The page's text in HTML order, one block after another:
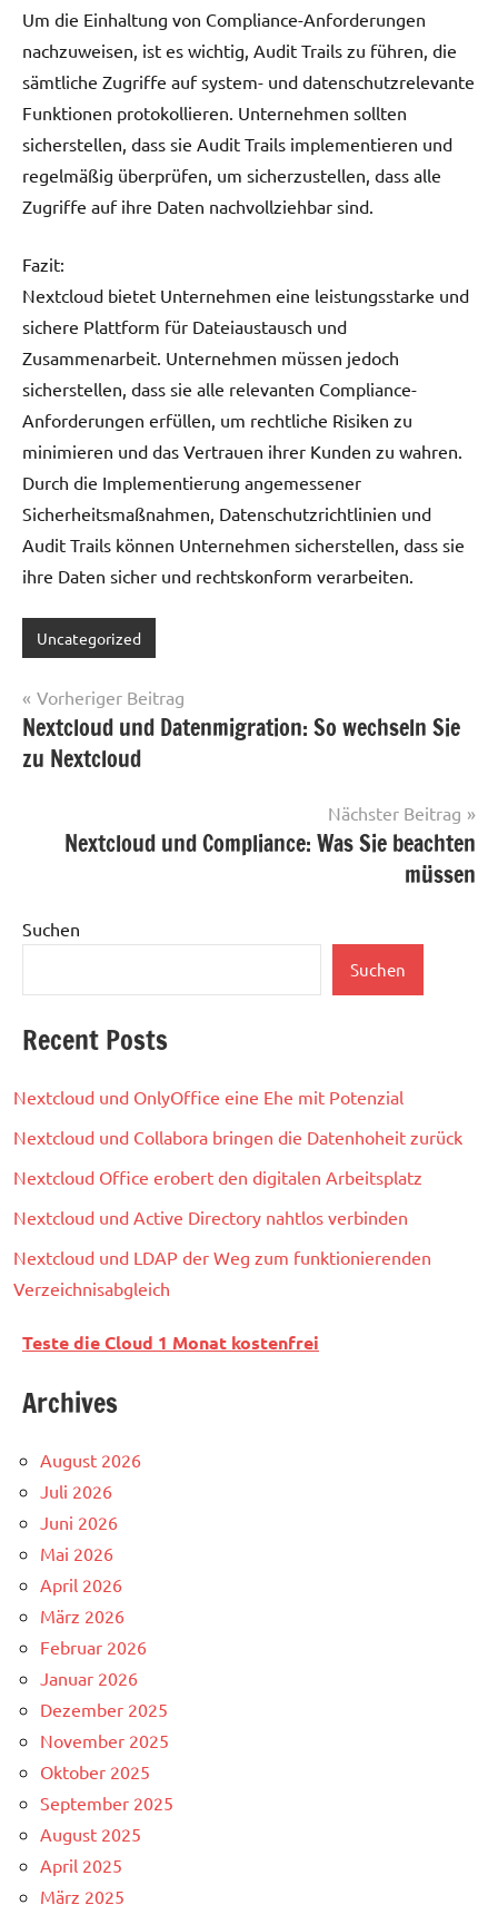
Um die Einhaltung von Compliance-Anforderungen
nachzuweisen, ist es wichtig, Audit Trails zu führen, die
sämtliche Zugriffe auf system- und datenschutzrelevante
Funktionen protokollieren. Unternehmen sollten
sicherstellen, dass sie Audit Trails implementieren und
regelmäßig überprüfen, um sicherzustellen, dass alle
Zugriffe auf ihre Daten nachvollziehbar sind.
Fazit:
Nextcloud bietet Unternehmen eine leistungsstarke und
sichere Plattform für Dateiaustausch und
Zusammenarbeit. Unternehmen müssen jedoch
sicherstellen, dass sie alle relevanten Compliance-
Anforderungen erfüllen, um rechtliche Risiken zu
minimieren und das Vertrauen ihrer Kunden zu wahren.
Durch die Implementierung angemessener
Sicherheitsmaßnahmen, Datenschutzrichtlinien und
Audit Trails können Unternehmen sicherstellen, dass sie
ihre Daten sicher und rechtskonform verarbeiten.
Uncategorized
Beitragsnavigation
Vorheriger Beitrag
Nextcloud und Datenmigration: So wechseln Sie
zu Nextcloud
Nächster Beitrag
Nextcloud und Compliance: Was Sie beachten
müssen
Suchen
Suchen
Recent Posts
Nextcloud und OnlyOffice eine Ehe mit Potenzial
Nextcloud und Collabora bringen die Datenhoheit zurück
Nextcloud Office erobert den digitalen Arbeitsplatz
Nextcloud und Active Directory nahtlos verbinden
Nextcloud und LDAP der Weg zum funktionierenden
Verzeichnisabgleich
Teste die Cloud 1 Monat kostenfrei
Archives
August 2026
Juli 2026
Juni 2026
Mai 2026
April 2026
März 2026
Februar 2026
Januar 2026
Dezember 2025
November 2025
Oktober 2025
September 2025
August 2025
April 2025
März 2025